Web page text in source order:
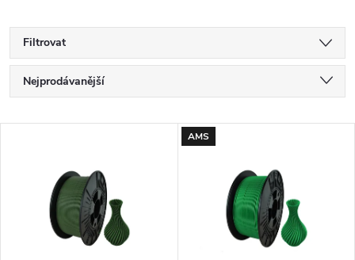
Filtrovat
Ř
a
Nejprodávanější
Nejdražší
Abecedně
AMS